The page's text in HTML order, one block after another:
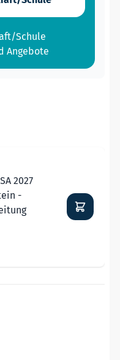
Schule
Angebote
2027
-